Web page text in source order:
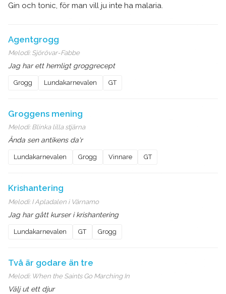
Gin och tonic, för man vill ju inte ha malaria.
Agentgrogg
Melodi: Sjörövar-Fabbe
Jag har ett hemligt groggrecept
Grogg Lundakarnevalen GT
Groggens mening
Melodi: Blinka lilla stjärna
Ända sen antikens da'r
Lundakarnevalen Grogg Vinnare GT
Krishantering
Melodi: I Apladalen i Värnamo
Jag har gått kurser i krishantering
Lundakarnevalen GT Grogg
Två är godare än tre
Melodi: When the Saints Go Marching In
Välj ut ett djur